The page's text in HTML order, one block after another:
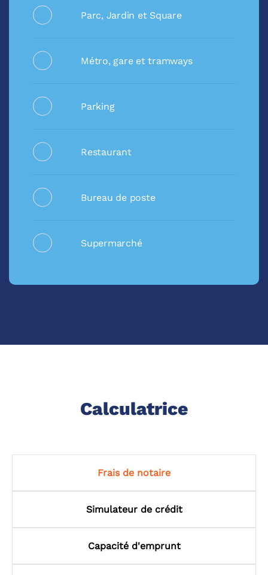
Parc, Jardin et Square
Métro, gare et tramways
Parking
Restaurant
Bureau de poste
Supermarché
Calculatrice
Frais de notaire
Simulateur de crédit
Capacité d'emprunt